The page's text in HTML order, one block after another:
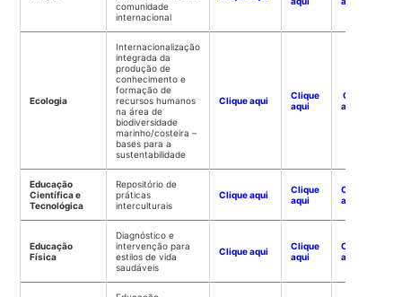
comunidade
internacional
Ecologia
Internacionalização
integrada da
produção de
conhecimento e
formação de
recursos humanos
na área de
biodiversidade
marinho/costeira –
bases para a
sustentabilidade
Clique aqui
Clique
aqui
Clique
aqui
Educação
Científica e
Tecnológica
Repositório de
práticas
interculturais
Clique aqui
Clique
aqui
Clique
aqui
Educação
Física
Diagnóstico e
intervenção para
estilos de vida
saudáveis
Clique aqui
Clique
aqui
Clique
aqui